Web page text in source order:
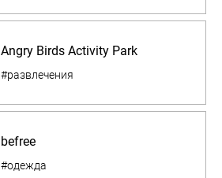
Angry Birds Activity Park
#развлечения
befree
#одежда